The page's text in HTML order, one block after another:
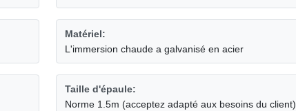
Matériel:
L'immersion chaude a galvanisé en acier
Taille d'épaule:
Norme 1.5m (acceptez adapté aux besoins du client)